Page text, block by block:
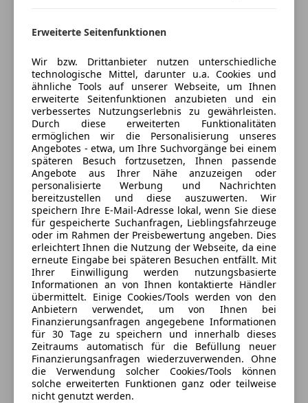
3 ähnliche Fahrzeuge gefunden
Ich erlaube den Händlern dieser
Fahrzeuge mich zu kontaktieren.
Dein Name
Deine E-Mail
Deine Telefonnummer (optional)
Erweiterte Seitenfunktionen
Wir bzw. Drittanbieter nutzen unterschiedliche
technologische Mittel, darunter u.a. Cookies und
ähnliche Tools auf unserer Webseite, um Ihnen
erweiterte Seitenfunktionen anzubieten und ein
verbessertes Nutzungserlebnis zu gewährleisten.
Durch diese erweiterten Funktionalitäten
ermöglichen wir die Personalisierung unseres
Angebotes - etwa, um Ihre Suchvorgänge bei einem
späteren Besuch fortzusetzen, Ihnen passende
Angebote aus Ihrer Nähe anzuzeigen oder
personalisierte Werbung und Nachrichten
bereitzustellen und diese auszuwerten. Wir
speichern Ihre E-Mail-Adresse lokal, wenn Sie diese
für gespeicherte Suchanfragen, Lieblingsfahrzeuge
oder im Rahmen der Preisbewertung angeben. Dies
erleichtert Ihnen die Nutzung der Webseite, da eine
erneute Eingabe bei späteren Besuchen entfällt. Mit
Ihrer Einwilligung werden nutzungsbasierte
Informationen an von Ihnen kontaktierte Händler
übermittelt. Einige Cookies/Tools werden von den
Anbietern verwendet, um von Ihnen bei
Finanzierungsanfragen angegebene Informationen
für 30 Tage zu speichern und innerhalb dieses
Zeitraums automatisch für die Befüllung neuer
Finanzierungsanfragen wiederzuverwenden. Ohne
die Verwendung solcher Cookies/Tools können
solche erweiterten Funktionen ganz oder teilweise
nicht genutzt werden.